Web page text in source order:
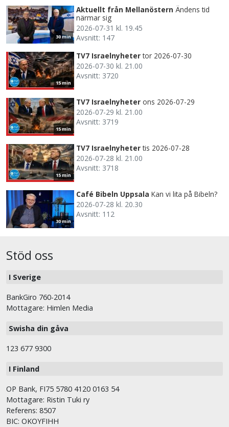
30 min
Aktuellt från Mellanöstern Ändens tid
närmar sig
2026-07-31 kl. 19.45
Avsnitt: 147
15 min
TV7 Israelnyheter tor 2026-07-30
2026-07-30 kl. 21.00
Avsnitt: 3720
15 min
TV7 Israelnyheter ons 2026-07-29
2026-07-29 kl. 21.00
Avsnitt: 3719
15 min
TV7 Israelnyheter tis 2026-07-28
2026-07-28 kl. 21.00
Avsnitt: 3718
30 min
Café Bibeln Uppsala Kan vi lita på Bibeln?
2026-07-28 kl. 20.30
Avsnitt: 112
Stöd oss
I Sverige
BankGiro 760-2014
Mottagare: Himlen Media
Swisha din gåva
123 677 9300
I Finland
OP Bank, FI75 5780 4120 0163 54
Mottagare: Ristin Tuki ry
Referens: 8507
BIC: OKOYFIHH